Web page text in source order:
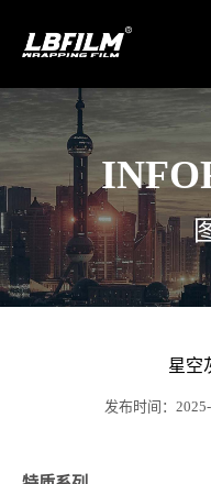
星空
发布时间：